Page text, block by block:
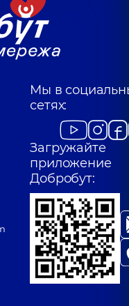
Мы в
сетях:
Загружайте
приложение
Добробут: